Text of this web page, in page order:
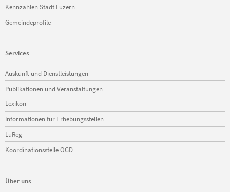
Kennzahlen Stadt Luzern
Gemeindeprofile
Services
Navigation
überspringen
Auskunft und Dienstleistungen
Publikationen und Veranstaltungen
Lexikon
Informationen für Erhebungsstellen
LuReg
Koordinationsstelle OGD
Über uns